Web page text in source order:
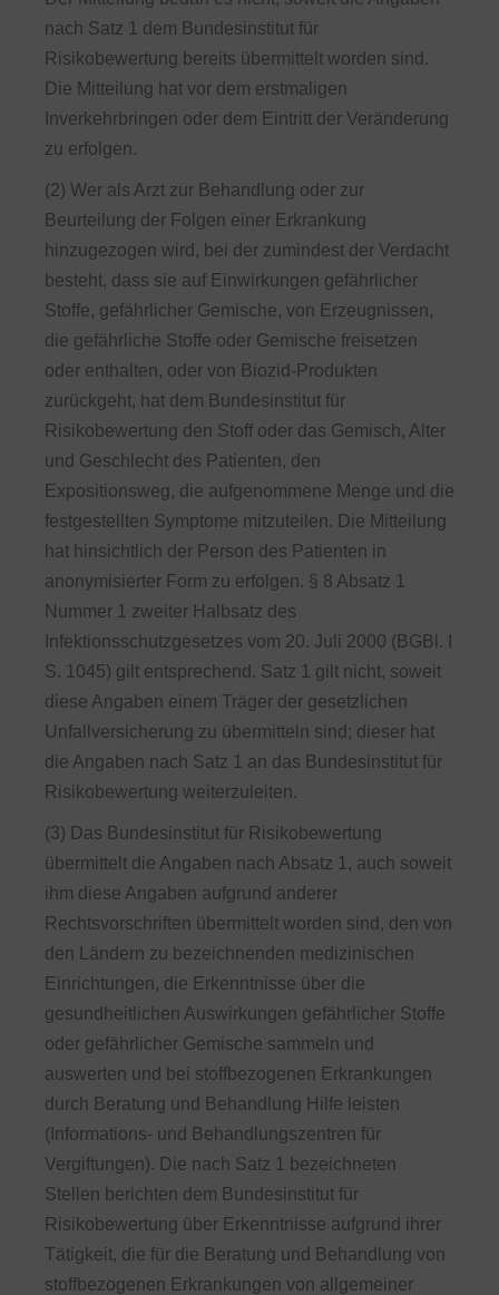
nach Satz 1 dem Bundesinstitut für
Risikobewertung bereits übermittelt worden sind.
Die Mitteilung hat vor dem erstmaligen
Inverkehrbringen oder dem Eintritt der Veränderung
zu erfolgen.
(2) Wer als Arzt zur Behandlung oder zur
Beurteilung der Folgen einer Erkrankung
hinzugezogen wird, bei der zumindest der Verdacht
besteht, dass sie auf Einwirkungen gefährlicher
Stoffe, gefährlicher Gemische, von Erzeugnissen,
die gefährliche Stoffe oder Gemische freisetzen
oder enthalten, oder von Biozid-Produkten
zurückgeht, hat dem Bundesinstitut für
Risikobewertung den Stoff oder das Gemisch, Alter
und Geschlecht des Patienten, den
Expositionsweg, die aufgenommene Menge und die
festgestellten Symptome mitzuteilen. Die Mitteilung
hat hinsichtlich der Person des Patienten in
anonymisierter Form zu erfolgen. § 8 Absatz 1
Nummer 1 zweiter Halbsatz des
Infektionsschutzgesetzes vom 20. Juli 2000 (BGBl. I
S. 1045) gilt entsprechend. Satz 1 gilt nicht, soweit
diese Angaben einem Träger der gesetzlichen
Unfallversicherung zu übermitteln sind; dieser hat
die Angaben nach Satz 1 an das Bundesinstitut für
Risikobewertung weiterzuleiten.
(3) Das Bundesinstitut für Risikobewertung
übermittelt die Angaben nach Absatz 1, auch soweit
ihm diese Angaben aufgrund anderer
Rechtsvorschriften übermittelt worden sind, den von
den Ländern zu bezeichnenden medizinischen
Einrichtungen, die Erkenntnisse über die
gesundheitlichen Auswirkungen gefährlicher Stoffe
oder gefährlicher Gemische sammeln und
auswerten und bei stoffbezogenen Erkrankungen
durch Beratung und Behandlung Hilfe leisten
(Informations- und Behandlungszentren für
Vergiftungen). Die nach Satz 1 bezeichneten
Stellen berichten dem Bundesinstitut für
Risikobewertung über Erkenntnisse aufgrund ihrer
Tätigkeit, die für die Beratung und Behandlung von
stoffbezogenen Erkrankungen von allgemeiner